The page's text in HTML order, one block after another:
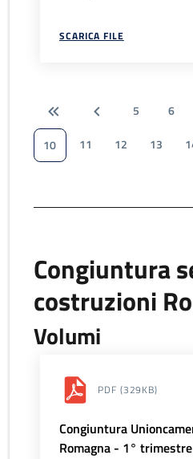
SCARICA FILE
5 6
10
11 12 13
Congiuntura
costruzioni
Volumi
PDF (329KB)
Congiuntura
Romagna - 1°